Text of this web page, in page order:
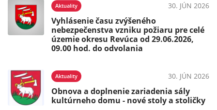
Aktuality 30. JÚN 2026
Vyhlásenie času zvýšeného
nebezpečenstva vzniku požiaru pre celé
územie okresu Revúca od 29.06.2026,
09.00 hod. do odvolania
Aktuality 30. JÚN 2026
Obnova a doplnenie zariadenia sály
kultúrneho domu - nové stoly a stoličky